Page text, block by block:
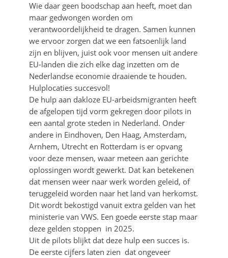
Wie daar geen boodschap aan heeft, moet dan
maar gedwongen worden om
verantwoordelijkheid te dragen. Samen kunnen
we ervoor zorgen dat we een fatsoenlijk land
zijn en blijven, juist ook voor mensen uit andere
EU-landen die zich elke dag inzetten om de
Nederlandse economie draaiende te houden.
Hulplocaties succesvol!
De hulp aan dakloze EU-arbeidsmigranten heeft
de afgelopen tijd vorm gekregen door pilots in
een aantal grote steden in Nederland. Onder
andere in Eindhoven, Den Haag, Amsterdam,
Arnhem, Utrecht en Rotterdam is er opvang
voor deze mensen, waar meteen aan gerichte
oplossingen wordt gewerkt. Dat kan betekenen
dat mensen weer naar werk worden geleid, of
teruggeleid worden naar het land van herkomst.
Dit wordt bekostigd vanuit extra gelden van het
ministerie van VWS. Een goede eerste stap maar
deze gelden stoppen in 2025.
Uit de pilots blijkt dat deze hulp een succes is.
De eerste cijfers laten zien dat ongeveer